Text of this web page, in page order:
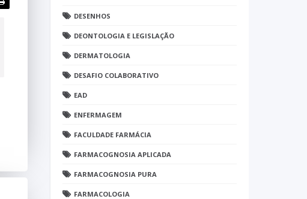
DESENHOS
DEONTOLOGIA E LEGISLAÇÃO
DERMATOLOGIA
DESAFIO COLABORATIVO
EAD
ENFERMAGEM
FACULDADE FARMÁCIA
FARMACOGNOSIA APLICADA
FARMACOGNOSIA PURA
FARMACOLOGIA